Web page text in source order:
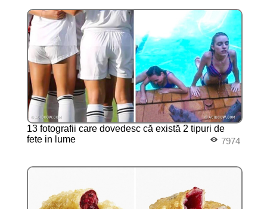
13 fotografii care dovedesc că există 2 tipuri de
fete in lume
7974